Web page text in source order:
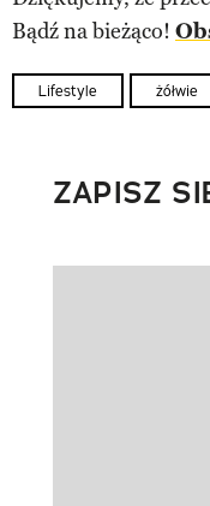
Bądź na bieżąco!
Lifestyle żółwie
ZAPISZ